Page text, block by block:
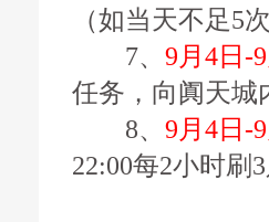
（如当天不足5
7、 9月4日-
任务，向阗天城
8、 9月4日-
22:00每2小时刷